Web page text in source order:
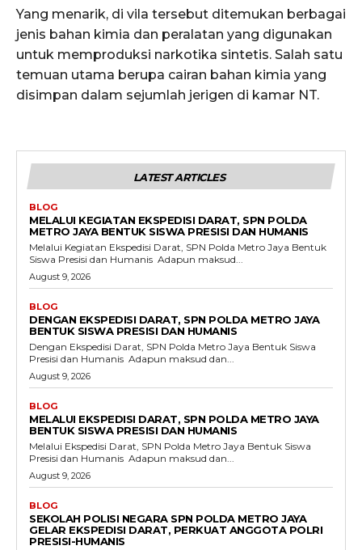
Yang menarik, di vila tersebut ditemukan berbagai
jenis bahan kimia dan peralatan yang digunakan
untuk memproduksi narkotika sintetis. Salah satu
temuan utama berupa cairan bahan kimia yang
disimpan dalam sejumlah jerigen di kamar NT.
LATEST ARTICLES
BLOG
MELALUI KEGIATAN EKSPEDISI DARAT, SPN POLDA
METRO JAYA BENTUK SISWA PRESISI DAN HUMANIS
Melalui Kegiatan Ekspedisi Darat, SPN Polda Metro Jaya Bentuk
Siswa Presisi dan Humanis ‎ ‎Adapun maksud...
August 9, 2026
BLOG
DENGAN EKSPEDISI DARAT, SPN POLDA METRO JAYA
BENTUK SISWA PRESISI DAN HUMANIS
Dengan Ekspedisi Darat, SPN Polda Metro Jaya Bentuk Siswa
Presisi dan Humanis ‎ ‎Adapun maksud dan...
August 9, 2026
BLOG
MELALUI EKSPEDISI DARAT, SPN POLDA METRO JAYA
BENTUK SISWA PRESISI DAN HUMANIS
Melalui Ekspedisi Darat, SPN Polda Metro Jaya Bentuk Siswa
Presisi dan Humanis ‎ ‎Adapun maksud dan...
August 9, 2026
BLOG
SEKOLAH POLISI NEGARA SPN POLDA METRO JAYA
GELAR EKSPEDISI DARAT, PERKUAT ANGGOTA POLRI
PRESISI-HUMANIS